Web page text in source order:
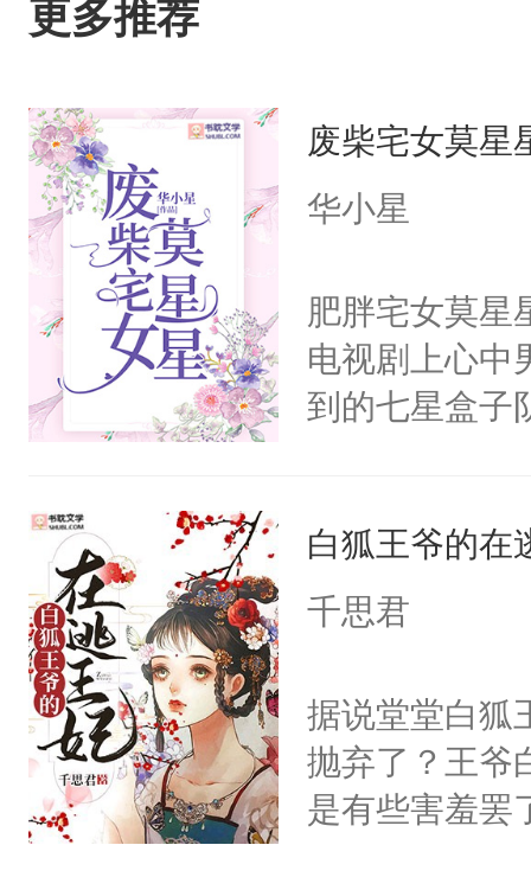
更多推荐
废柴宅女莫星
华小星
肥胖宅女莫星
电视剧上心中
到的七星盒子
重生，莫星星
体，在莫星星
流苏容貌冠绝
宫宴上见到三
竭虑，但异域
宴包裹里，有
白狐王爷的在
千思君
据说堂堂白狐
抛弃了？王爷
是有些害羞罢